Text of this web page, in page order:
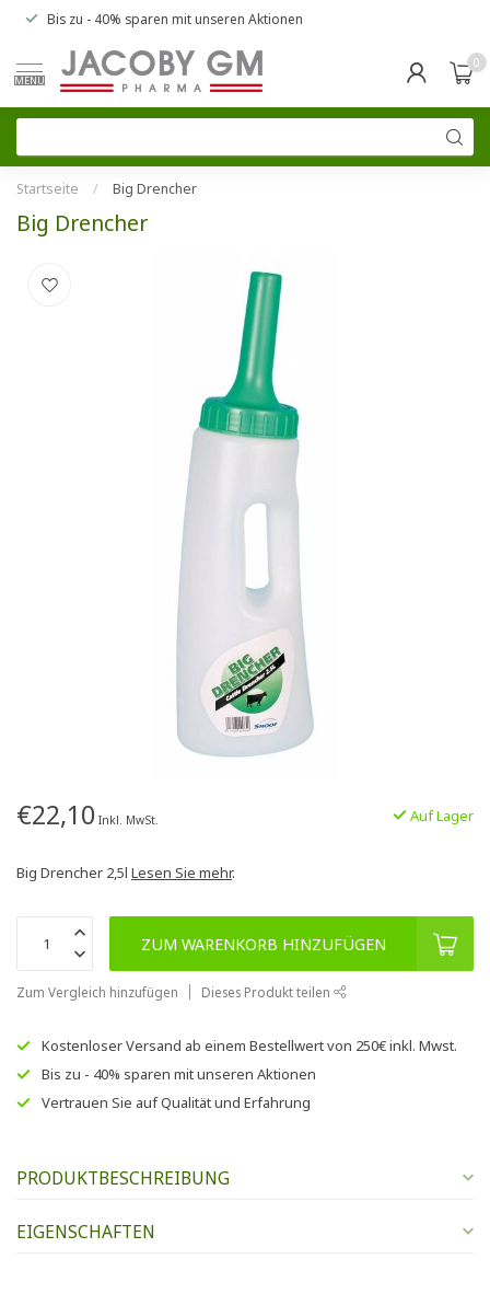
Bis zu - 40% sparen mit unseren Aktionen
MENU
0
Startseite / Big Drencher
Big Drencher
€22,10 Inkl. MwSt. Auf Lager
Big Drencher 2,5l Lesen Sie mehr.
ZUM WARENKORB HINZUFÜGEN
Zum Vergleich hinzufügen Dieses Produkt teilen
Kostenloser Versand ab einem Bestellwert von 250€inkl. Mwst.
Bis zu - 40% sparen mit unseren Aktionen
Vertrauen Sie aufQualität und Erfahrung
PRODUKTBESCHREIBUNG
EIGENSCHAFTEN